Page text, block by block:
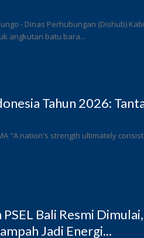
- Dinas Perhubungan (Dishub)
angkutan batu bara...
Tahun 2026:
"A nation's strength ultimately
PSEL Bali Resmi
Jadi Energi...